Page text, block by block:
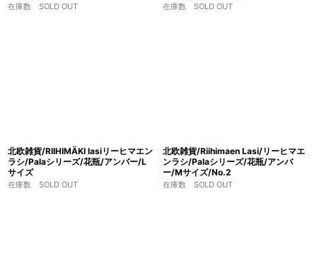
在庫数 SOLD OUT 在庫数 SOLD OUT
北欧雑貨/RIIHIMÄKI lasiリーヒマエン
ラシ/Palaシリーズ/花瓶/アンバー/L
サイズ
在庫数 SOLD OUT
北欧雑貨/Riihimaen Lasi/リーヒマエ
ンラシ/Palaシリーズ/花瓶/アンバ
ー/Mサイズ/No.2
在庫数 SOLD OUT